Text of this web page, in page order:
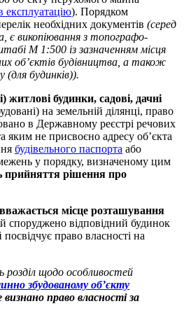
експлуатацію). Порядком
необхідних документів (серед
є викопіювання з топографо-
М 1:500 із зазначенням місця
об’єктів будівництва, а також
(для будинків)).
житлові будинки, садові, дачні
на земельній ділянці, право
в Державному реєстрі речових
яким не присвоєно адресу об’єкта
будівельного паспорта або
у порядку, визначеному цим
прийняття рішення про
місце розташування
споруджено відповідний будинок
право власності на
розділ щодо особливостей
збудованому об’єкту
визнано право власності за